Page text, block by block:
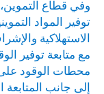
وفي قطاع
توفير المواد
الاستهلاكية
مع متابعة توفير
محطات الوقود على
إلى جانب المتابعة